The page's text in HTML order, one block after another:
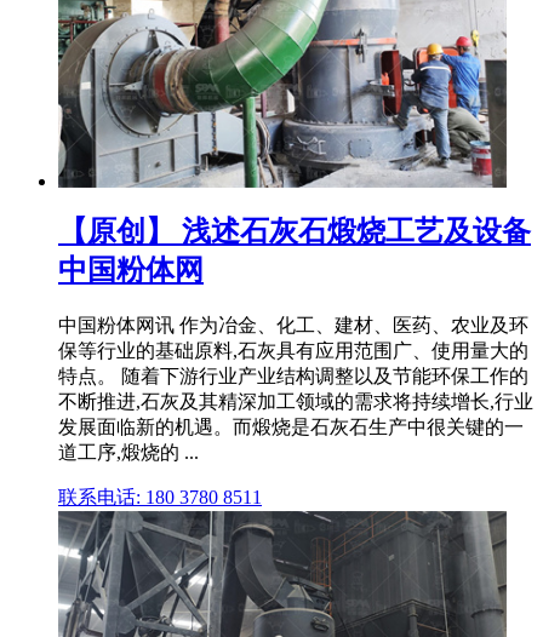
【原创】 浅述石灰石煅烧工艺及设备
中国粉体网
中国粉体网讯 作为冶金、化工、建材、医药、农业及环
保等行业的基础原料,石灰具有应用范围广、使用量大的
特点。 随着下游行业产业结构调整以及节能环保工作的
不断推进,石灰及其精深加工领域的需求将持续增长,行业
发展面临新的机遇。而煅烧是石灰石生产中很关键的一
道工序,煅烧的 ...
联系电话: 180 3780 8511